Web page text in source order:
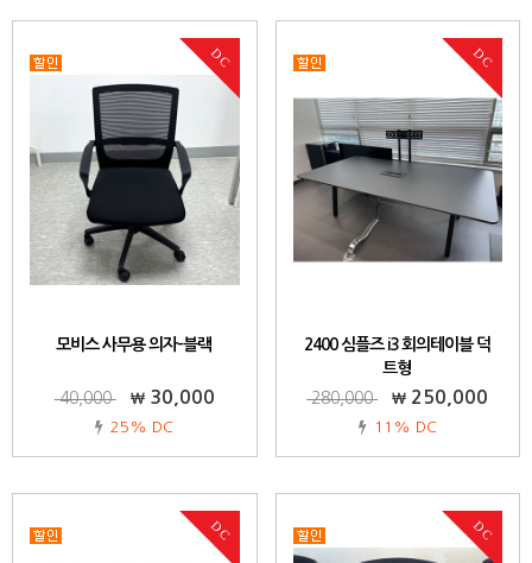
DC
모비스 사무용 의자-블랙
40,000 30,000
25% DC
DC
2400 심플즈 i3 회의테이블 덕
트형
280,000
250,000
11% DC
DC DC